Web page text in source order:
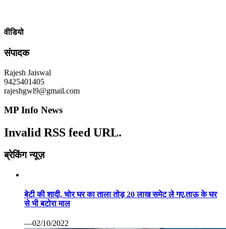
वीडियो
संपादक
Rajesh Jaiswal
9425401405
rajeshgwl9@gmail.com
MP Info News
Invalid RSS feed URL.
ब्रेकिंग न्यूज़
बेटी की शादी, चोर घर का ताला तोड़ 20 लाख समेट ले गए.ताऊ के घर
से भी बटोरा माल
—02/10/2022